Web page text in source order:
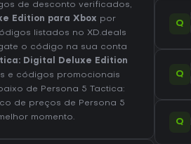
de desconto verificados,
Edition para Xbox por
listados no XD.deals
o código na sua conta
Digital Deluxe Edition
e códigos promocionais
de Persona 5 Tactica:
de preços de Persona 5
momento.
Q
Q
Q